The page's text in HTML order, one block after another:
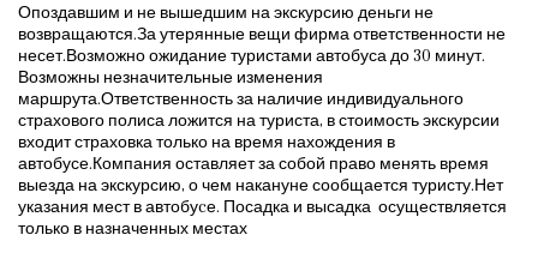
Опоздавшим и не вышедшим на экскурсию деньги не
возвращаются.За утерянные вещи фирма ответственности не
несет.Возможно ожидание туристами автобуса до 30 минут.
Возможны незначительные изменения
маршрута.Ответственность за наличие индивидуального
страхового полиса ложится на туриста, в стоимость экскурсии
входит страховка только на время нахождения в
автобусе.Компания оставляет за собой право менять время
выезда на экскурсию, о чем накануне сообщается туристу.Нет
указания мест в автобуcе. Посадка и высадка осуществляется
только в назначенных местах